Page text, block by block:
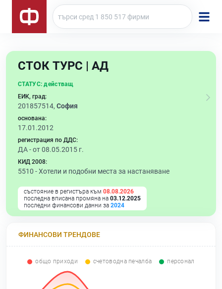
СТОК ТУРС | АД
СТАТУС: действащ
ЕИК, град:
201857514, София
основана:
17.01.2012
регистрация по ДДС:
ДА - от 08.05.2015 г.
КИД 2008:
5510 -Хотели и подобни места за настаняване
състояние в регистъра към 08.08.2026
последна вписана промяна на 03.12.2025
последни финансови данни за 2024
ФИНАНСОВИ ТРЕНДОВЕ
общо приходи счетоводна печалба персонал